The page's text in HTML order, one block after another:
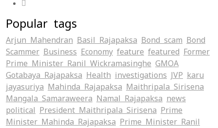
Popular tags
Arjun Mahendran Basil Rajapaksa Bond scam Bond
Scammer Business Economy feature featured Former
Prime Minister Ranil Wickramasinghe GMOA
Gotabaya Rajapaksa Health investigations JVP karu
jayasuriya Mahinda Rajapaksa Maithripala Sirisena
Mangala Samaraweera Namal Rajapaksa news
political President Maithripala Sirisena Prime
Minister Mahinda Rajapaksa Prime Minister Ranil